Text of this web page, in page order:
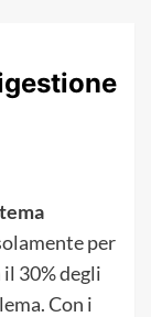
per
30% degli
Con i